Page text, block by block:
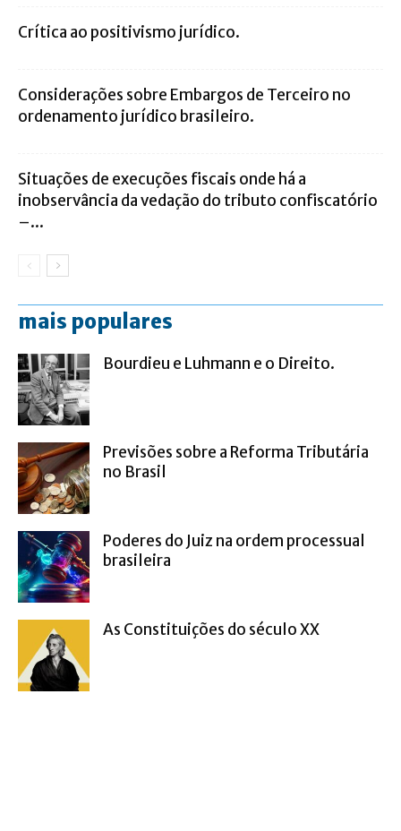
Crítica ao positivismo jurídico.
Considerações sobre Embargos de Terceiro no
ordenamento jurídico brasileiro.
Situações de execuções fiscais onde há a
inobservância da vedação do tributo confiscatório
–...
mais populares
Bourdieu e Luhmann e o Direito.
Previsões sobre a Reforma Tributária
no Brasil
Poderes do Juiz na ordem processual
brasileira
As Constituições do século XX